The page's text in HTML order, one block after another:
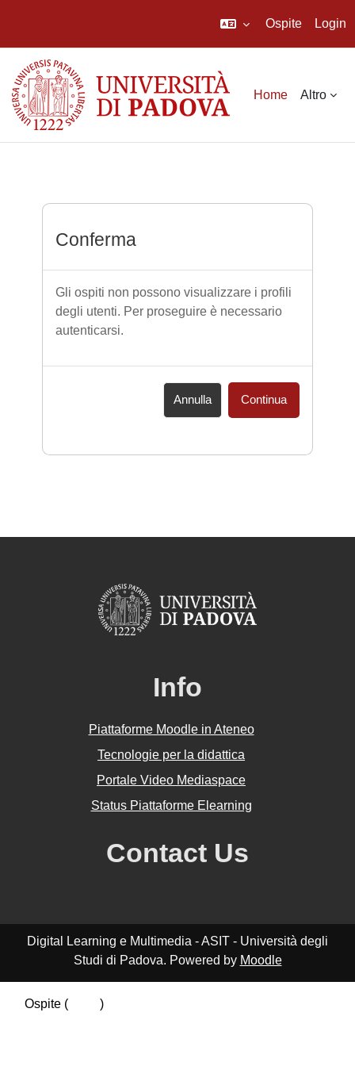
Ospite Login
Home Altro
Conferma
Gli ospiti non possono visualizzare i profili
degli utenti. Per proseguire è necessario
autenticarsi.
Annulla Continua
Info
Piattaforme Moodle in Ateneo
Tecnologie per la didattica
Portale Video Mediaspace
Status Piattaforme Elearning
Contact Us
Digital Learning e Multimedia - ASIT - Università degli
Studi di Padova. Powered by Moodle
Ospite (
)